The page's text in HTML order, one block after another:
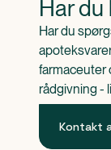
Har
Har du
farmaceuter
rådgivning -
Kontakt